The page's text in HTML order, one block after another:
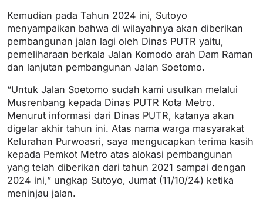
Kemudian pada Tahun 2024 ini, Sutoyo
menyampaikan bahwa di wilayahnya akan diberikan
pembangunan jalan lagi oleh Dinas PUTR yaitu,
pemeliharaan berkala Jalan Komodo arah Dam Raman
dan lanjutan pembangunan Jalan Soetomo.
“Untuk Jalan Soetomo sudah kami usulkan melalui
Musrenbang kepada Dinas PUTR Kota Metro.
Menurut informasi dari Dinas PUTR, katanya akan
digelar akhir tahun ini. Atas nama warga masyarakat
Kelurahan Purwoasri, saya mengucapkan terima kasih
kepada Pemkot Metro atas alokasi pembangunan
yang telah diberikan dari tahun 2021 sampai dengan
2024 ini,” ungkap Sutoyo, Jumat (11/10/24) ketika
meninjau jalan.